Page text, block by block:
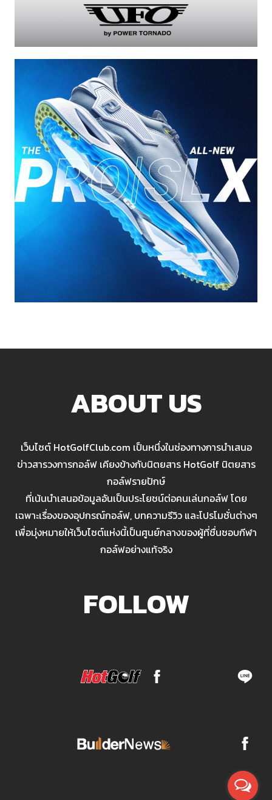
ABOUT US
เว็บไซต์ HotGolfClub.com เป็นหนึ่งในช่องทางการนำเสนอ
ข่าวสารวงการกอล์ฟ เคียงข้างกับนิตยสาร HotGolf นิตยสาร
กอล์ฟรายปักษ์
ที่เน้นนำเสนอข้อมูลอันเป็นประโยชน์ต่อคนเล่นกอล์ฟ โดย
เฉพาะเรื่องของอุปกรณ์กอล์ฟ, บทความรีวิว และโปรโมชั่นต่างๆ
เพื่อมุ่งหมายให้เว็บไซต์แห่งนี้เป็นศูนย์กลางของผู้ที่ชื่นชอบกีฬา
กอล์ฟอย่างแท้จริง
FOLLOW